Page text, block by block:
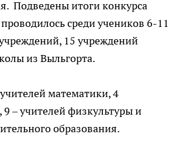
Подведены итоги конкурса
среди учеников 6-11
15 учреждений
из Выльгорта.
математики, 4
9 – учителей физкультуры и
образования.